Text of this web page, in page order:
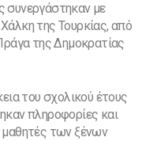
συνεργάστηκαν με
της Τουρκίας, από
της Δημοκρατίας
του σχολικού έτους
πληροφορίες και
μαθητές των ξένων